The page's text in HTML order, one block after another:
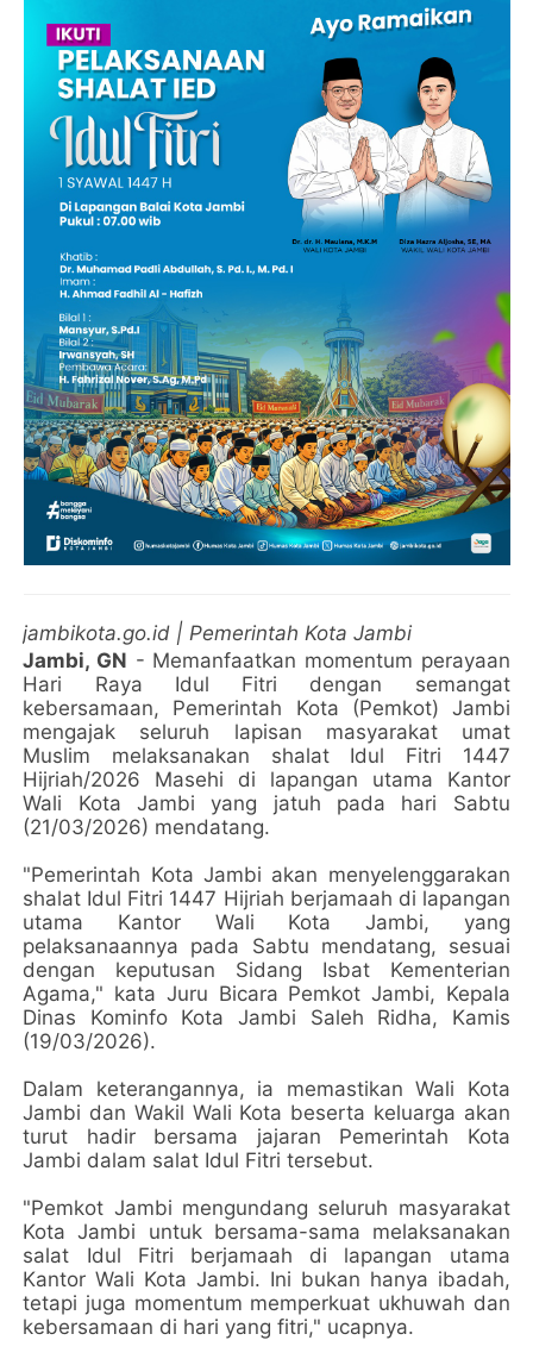
jambikota.go.id | Pemerintah Kota Jambi
Jambi, GN - Memanfaatkan momentum perayaan
Hari Raya Idul Fitri dengan semangat
kebersamaan, Pemerintah Kota (Pemkot) Jambi
mengajak seluruh lapisan masyarakat umat
Muslim melaksanakan shalat Idul Fitri 1447
Hijriah/2026 Masehi di lapangan utama Kantor
Wali Kota Jambi yang jatuh pada hari Sabtu
(21/03/2026) mendatang.
"Pemerintah Kota Jambi akan menyelenggarakan
shalat Idul Fitri 1447 Hijriah berjamaah di lapangan
utama Kantor Wali Kota Jambi, yang
pelaksanaannya pada Sabtu mendatang, sesuai
dengan keputusan Sidang Isbat Kementerian
Agama," kata Juru Bicara Pemkot Jambi, Kepala
Dinas Kominfo Kota Jambi Saleh Ridha, Kamis
(19/03/2026).
Dalam keterangannya, ia memastikan Wali Kota
Jambi dan Wakil Wali Kota beserta keluarga akan
turut hadir bersama jajaran Pemerintah Kota
Jambi dalam salat Idul Fitri tersebut.
"Pemkot Jambi mengundang seluruh masyarakat
Kota Jambi untuk bersama-sama melaksanakan
salat Idul Fitri berjamaah di lapangan utama
Kantor Wali Kota Jambi. Ini bukan hanya ibadah,
tetapi juga momentum memperkuat ukhuwah dan
kebersamaan di hari yang fitri," ucapnya.